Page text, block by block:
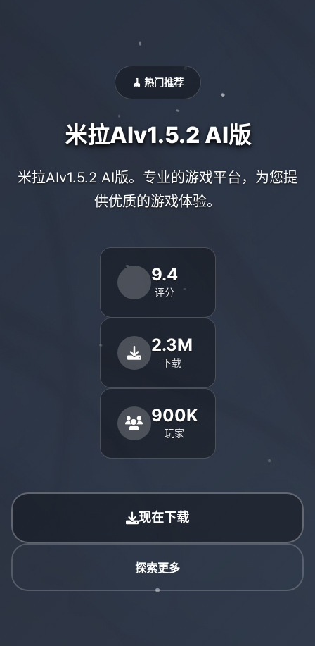
🧹 热门推荐
米拉AIv1.5.2 AI版
米拉AIv1.5.2 AI版。专业的游戏平台，为您提
供优质的游戏体验。
9.4
评分
2.3M
下载
900K
玩家
现在下载
探索更多